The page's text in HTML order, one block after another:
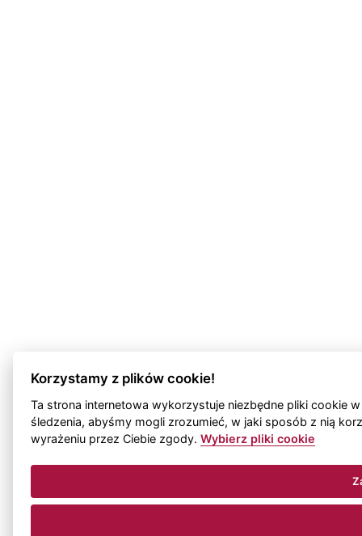
Korzystamy z plików cookie!
Ta strona internetowa wykorzystuje niezbędne pliki cookie
śledzenia, abyśmy mogli zrozumieć, w jaki sposób z nią
wyrażeniu przez Ciebie zgody.Wybierz pliki cookie